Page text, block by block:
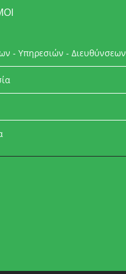
- Υπηρεσιών - Διευθύνσεων